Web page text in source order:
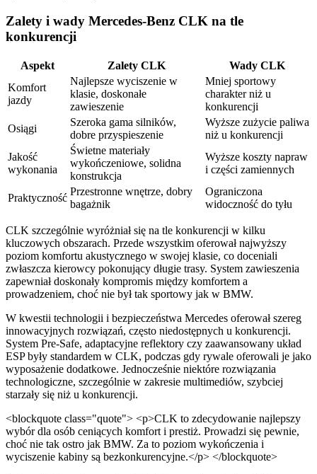
Zalety i wady Mercedes-Benz CLK na tle
konkurencji
Aspekt Zalety CLK
Wady CLK
Komfort
jazdy
Najlepsze wyciszenie w
klasie, doskonałe
zawieszenie
Mniej sportowy
charakter niż u
konkurencji
Osiągi
Szeroka gama silników,
dobre przyspieszenie
Wyższe zużycie paliwa
niż u konkurencji
Jakość
wykonania
Świetne materiały
wykończeniowe, solidna
konstrukcja
Wyższe koszty napraw
i części zamiennych
Praktyczność
Przestronne wnętrze, dobry
bagażnik
Ograniczona
widoczność do tyłu
CLK szczególnie wyróżniał się na tle konkurencji w kilku
kluczowych obszarach. Przede wszystkim oferował najwyższy
poziom komfortu akustycznego w swojej klasie, co doceniali
zwłaszcza kierowcy pokonujący długie trasy. System zawieszenia
zapewniał doskonały kompromis między komfortem a
prowadzeniem, choć nie był tak sportowy jak w BMW.
W kwestii technologii i bezpieczeństwa Mercedes oferował szereg
innowacyjnych rozwiązań, często niedostępnych u konkurencji.
System Pre-Safe, adaptacyjne reflektory czy zaawansowany układ
ESP były standardem w CLK, podczas gdy rywale oferowali je jako
wyposażenie dodatkowe. Jednocześnie niektóre rozwiązania
technologiczne, szczególnie w zakresie multimediów, szybciej
starzały się niż u konkurencji.
<blockquote class="quote"> <p>CLK to zdecydowanie najlepszy
wybór dla osób ceniących komfort i prestiż. Prowadzi się pewnie,
choć nie tak ostro jak BMW. Za to poziom wykończenia i
wyciszenie kabiny są bezkonkurencyjne.</p> </blockquote>